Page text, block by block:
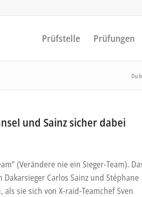
Prüfstelle Prüfungen
Du
und Sainz sicher dabei
(Verändere nie ein Sieger-Team).
Carlos Sainz und Stéphane
sie sich von X-raid-Teamchef Sven